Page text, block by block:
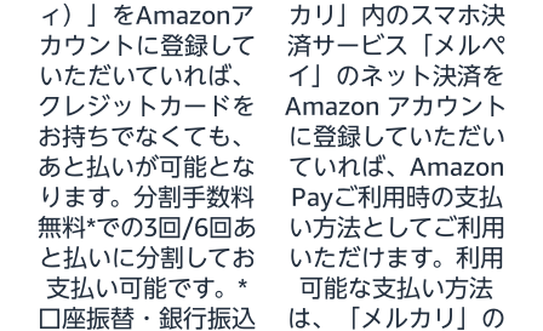
ィ）」をAmazonア
カウントに登録して
いただいていれば、
クレジットカードを
お持ちでなくても、
あと払いが可能とな
ります。分割手数料
無料*での3回/6回あ
と払いに分割してお
支払い可能です。*
口座振替・銀行振込
カリ」内のスマホ決
済サービス「メルペ
イ」のネット決済を
Amazon アカウント
に登録していただい
ていれば、Amazon
Payご利用時の支払
い方法としてご利用
いただけます。利用
可能な支払い方法
は、「メルカリ」の